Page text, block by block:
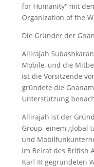
for Humanity“ mit
Organization of the
Die Gründer der
Allirajah
Mobile, und die
ist die Vorsitzende
gründete die
Unterstützung
Allirajah ist der
Group, einem global
und
im Beirat des British
Karl III gegründeten